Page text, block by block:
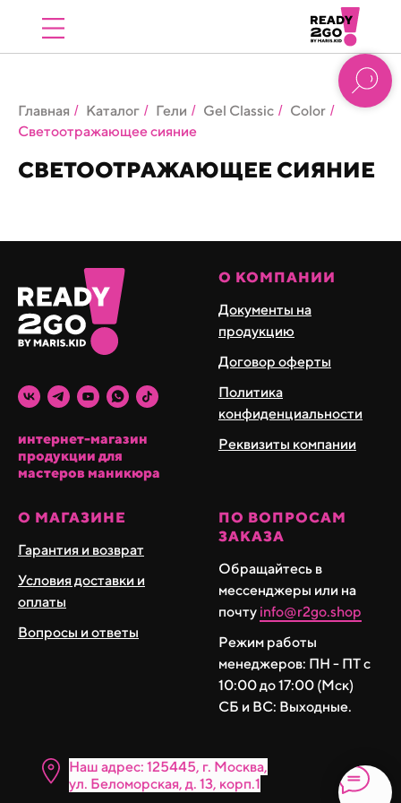
Главная / Каталог / Гели / Gel Classic / Color /
Светоотражающее сияние
СВЕТООТРАЖАЮЩЕЕ СИЯНИЕ
интернет-магазин
продукции для
мастеров маникюра
О КОМПАНИИ
Документы на
продукцию
Договор оферты
Политика
конфиденциальности
Реквизиты компании
О МАГАЗИНЕ
Гарантия и возврат
Условия доставки и
оплаты
Вопросы и ответы
ПО ВОПРОСАМ
ЗАКАЗА
Обращайтесь в
мессенджеры или на
почту info@r2go.shop
Режим работы
менеджеров: ПН - ПТ с
10:00 до 17:00 (Мск)
СБ и ВС: Выходные.
Наш адрес: 125445, г. Москва,
ул. Бело морская, д. 13, корп.1